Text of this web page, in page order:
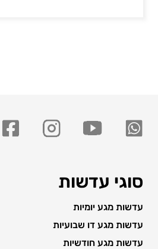
סוגי עדשות
עדשות מגע יומיות
עדשות מגע דו שבועיות
עדשות מגע חודשיות